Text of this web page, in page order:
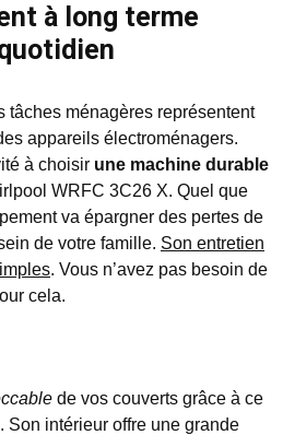
à long terme
tâches ménagères représentent
appareils électroménagers.
à choisir une machine durable
WRFC 3C26 X. Quel que
va épargner des pertes de
de votre famille. Son entretien
. Vous n’avez pas besoin de
cela.
de vos couverts grâce à ce
intérieur offre une grande